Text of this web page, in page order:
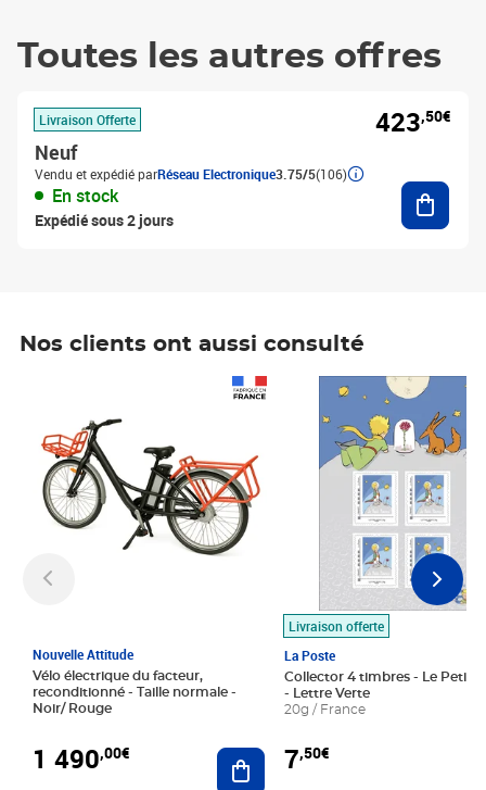
Toutes les autres offres
Livraison Offerte
Neuf
Vendu et expédié parRéseau Electronique3.75/5(106)
En stock
Expédié sous 2 jours
423,50€
Nos clients ont aussi consulté
Nouvelle Attitude
Vélo électrique du facteur,
reconditionné - Taille normale -
Noir/ Rouge
1 490,00€ Ajouter au panier
Livraison offerte
La Poste
Collector 4 timbres - Le Petit
- Lettre Verte
20g / France
7,50€
Prix 7,50€